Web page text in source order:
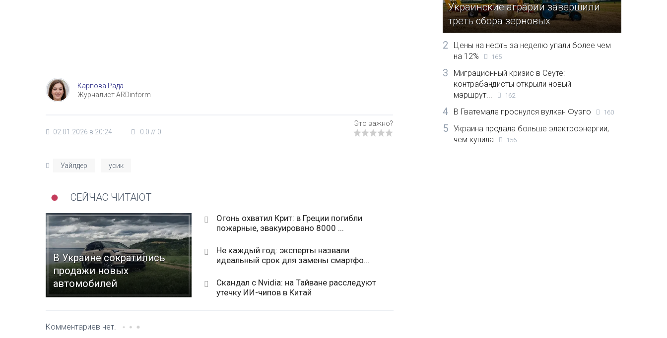
Карпова Рада
Журналист ARDinform
02.01.2026 в 20:24 0.0 // 0
Уайлдер усик
СЕЙЧАС ЧИТАЮТ
В Украине сократились
продажи новых
автомобилей
Огонь охватил Крит: в Греции погибли
пожарные, эвакуировано 8000 ...
Не каждый год: эксперты назвали
идеальный срок для замены смартфо...
Скандал с Nvidia: на Тайване расследуют
утечку ИИ-чипов в Китай
Комментариев нет.
Украинские аграрии завершили
треть сбора зерновых
2
Цены на нефть за неделю упали более чем
на 12%
165
3
Миграционный кризис в Сеуте:
контрабандисты открыли новый
маршрут...
162
4 В Гватемале проснулся вулкан Фуэго 160
5
Украина продала больше электроэнергии,
чем купила
156